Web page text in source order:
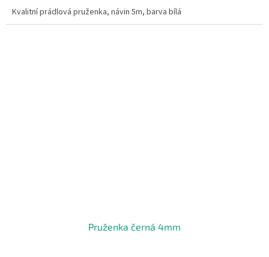
Kvalitní prádlová pruženka, návin 5m, barva bílá
Pruženka černá 4mm